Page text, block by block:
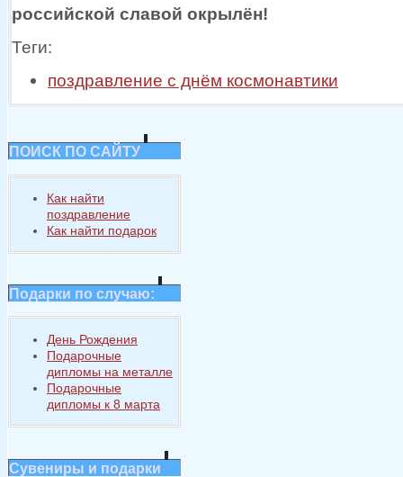
российской славой окрылён!
Теги:
поздравление с днём космонавтики
ПОИСК ПО САЙТУ
Как найти
поздравление
Как найти подарок
Подарки по случаю:
День Рождения
Подарочные
дипломы на металле
Подарочные
дипломы к 8 марта
Сувениры и подарки